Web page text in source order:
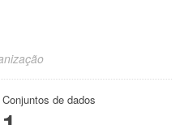
Conjuntos de dados